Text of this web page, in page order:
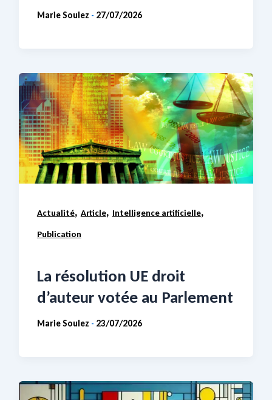
Marie Soulez - 27/07/2026
Actualité, Article, Intelligence artificielle,
Publication
La résolution UE droit
d’auteur votée au Parlement
Marie Soulez - 23/07/2026